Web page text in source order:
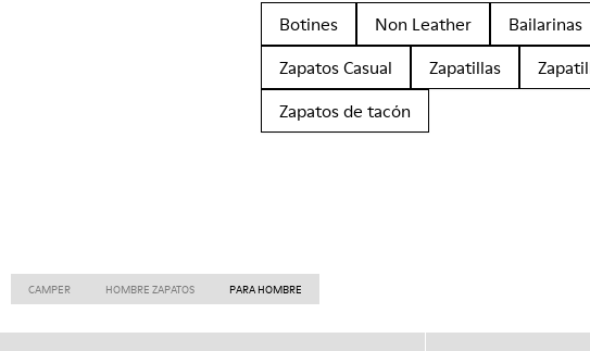
Botines Non Leather Bailarinas
Zapatos Casual
Zapatillas
Zapatos de tacón
CAMPER HOMBRE ZAPATOS PARA HOMBRE